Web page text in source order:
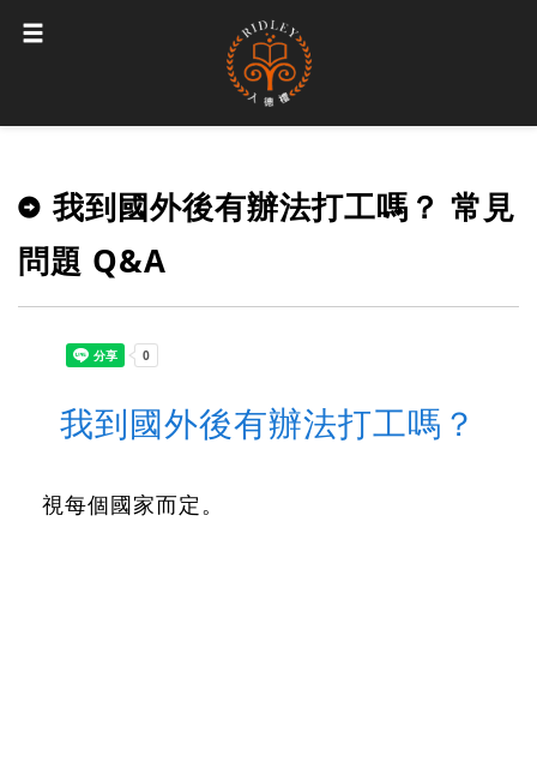
我到國外後有辦法打工嗎？ 常見
問題 Q&A
我到國外後有辦法打工嗎？
視每個國家而定。